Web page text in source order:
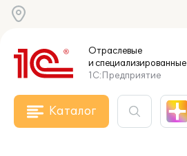
Отраслевые
и специализированные
1С:Предприятие
Каталог